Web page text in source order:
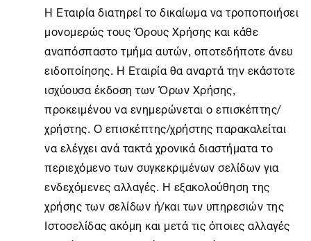
Η Εταιρία διατηρεί το δικαίωμα να τροποποιήσει
μονομερώς τους Όρους Χρήσης και κάθε
αναπόσπαστο τμήμα αυτών, οποτεδήποτε άνευ
ειδοποίησης. Η Εταιρία θα αναρτά την εκάστοτε
ισχύουσα έκδοση των Όρων Χρήσης,
προκειμένου να ενημερώνεται ο επισκέπτης/
χρήστης. Ο επισκέπτης/χρήστης παρακαλείται
να ελέγχει ανά τακτά χρονικά διαστήματα το
περιεχόμενο των συγκεκριμένων σελίδων για
ενδεχόμενες αλλαγές. Η εξακολούθηση της
χρήσης των σελίδων ή/και των υπηρεσιών της
Ιστοσελίδας ακόμη και μετά τις όποιες αλλαγές